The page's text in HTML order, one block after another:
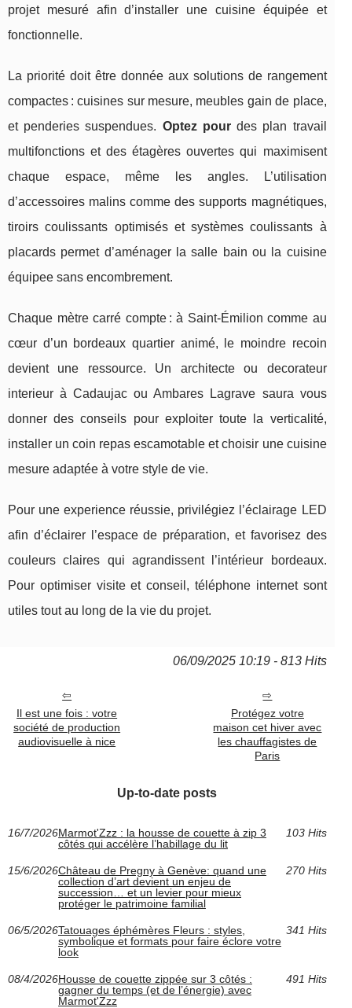
projet mesuré afin d’installer une cuisine équipée et
fonctionnelle.
La priorité doit être donnée aux solutions de rangement
compactes : cuisines sur mesure, meubles gain de place,
et penderies suspendues. Optez pourdes plan travail
multifonctions et des étagères ouvertes qui maximisent
chaque espace, même les angles. L’utilisation
d’accessoires malins comme des supports magnétiques,
tiroirs coulissants optimisés et systèmes coulissants à
placards permet d’aménager la salle bain ou la cuisine
équipee sans encombrement.
Chaque mètre carré compte : à Saint-Émilion comme au
cœur d’un bordeaux quartier animé, le moindre recoin
devient une ressource. Un architecte ou decorateur
interieur à Cadaujac ou Ambares Lagrave saura vous
donner des conseils pour exploiter toute la verticalité,
installer un coin repas escamotable et choisir une cuisine
mesure adaptée à votre style de vie.
Pour une experience réussie, privilégiez l’éclairage LED
afin d’éclairer l’espace de préparation, et favorisez des
couleurs claires qui agrandissent l’intérieur bordeaux.
Pour optimiser visite et conseil, téléphone internet sont
utiles tout au long de la vie du projet.
06/09/2025 10:19 - 813 Hits
Il est une fois : votre
société de production
audiovisuelle à nice
Protégez votre
maison cet hiver avec
les chauffagistes de
Paris
Up-to-date posts
16/7/2026Marmot'Zzz : la housse de couette à zip 3
côtés qui accélère l’habillage du lit
103 Hits
15/6/2026Château de Pregny à Genève: quand une
collection d’art devient un enjeu de
succession… et un levier pour mieux
protéger le patrimoine familial
270 Hits
06/5/2026Tatouages éphémères Fleurs : styles,
symbolique et formats pour faire éclore votre
look
341 Hits
08/4/2026Housse de couette zippée sur 3 côtés :
gagner du temps (et de l’énergie) avec
Marmot'Zzz
491 Hits